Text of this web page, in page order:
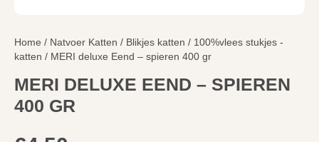
Home / Natvoer Katten / Blikjes katten / 100%vlees stukjes -
katten / MERI deluxe Eend – spieren 400 gr
MERI DELUXE EEND – SPIEREN
400 GR